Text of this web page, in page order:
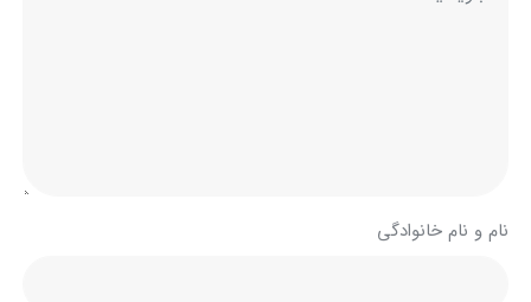
نام و نام خانوادگی